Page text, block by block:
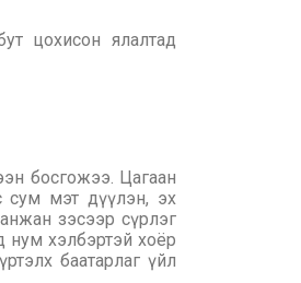
цохисон ялалтад
босгожээ. Цагаан
сум мэт дүүлэн, эх
зэсээр сүрлэг
хэлбэртэй хоёр
баатарлаг үйл